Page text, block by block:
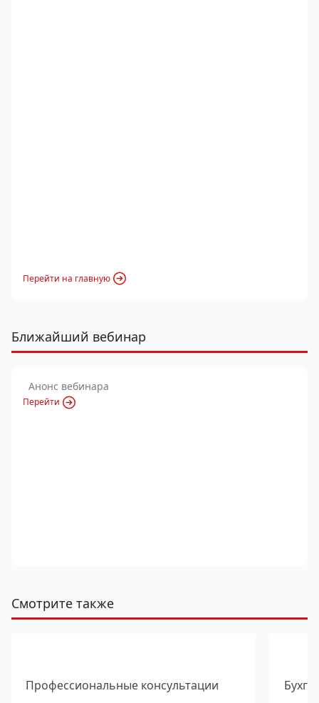
Перейти на главную
Ближайший вебинар
Анонс вебинара
Перейти
Смотрите также
Профессиональные консультации